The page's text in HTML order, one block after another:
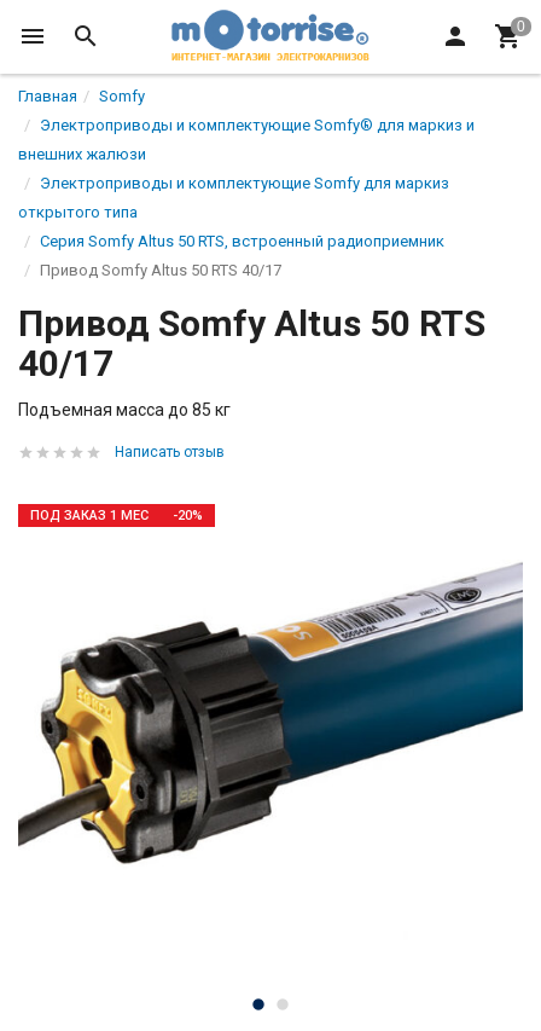
Главная
Somfy
Электроприводы и комплектующие Somfy® для маркиз и
внешних жалюзи
Электроприводы и комплектующие Somfy для маркиз
открытого типа
Серия Somfy Altus 50 RTS, встроенный радиоприемник
Привод Somfy Altus 50 RTS 40/17
Привод Somfy Altus 50 RTS
40/17
Подъемная масса до 85 кг
Написать отзыв
ПОД ЗАКАЗ 1 МЕС -20%